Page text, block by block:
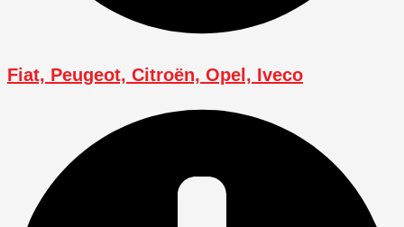
Fiat, Peugeot, Citroën, Opel, Iveco